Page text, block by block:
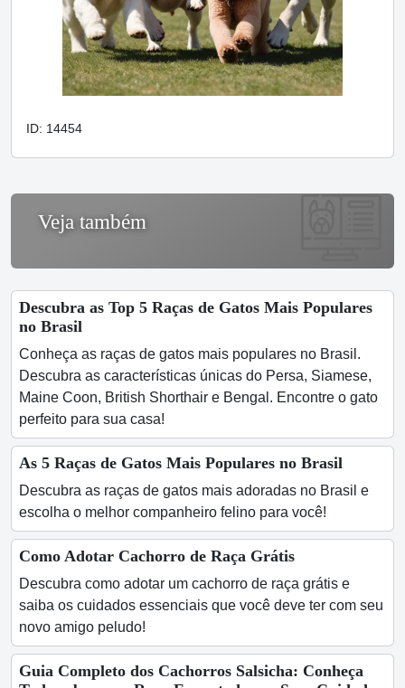
ID: 14454
Veja também
Descubra as Top 5 Raças de Gatos Mais Populares
no Brasil
Conheça as raças de gatos mais populares no Brasil.
Descubra as características únicas do Persa, Siamese,
Maine Coon, British Shorthair e Bengal. Encontre o gato
perfeito para sua casa!
As 5 Raças de Gatos Mais Populares no Brasil
Descubra as raças de gatos mais adoradas no Brasil e
escolha o melhor companheiro felino para você!
Como Adotar Cachorro de Raça Grátis
Descubra como adotar um cachorro de raça grátis e
saiba os cuidados essenciais que você deve ter com seu
novo amigo peludo!
Guia Completo dos Cachorros Salsicha: Conheça